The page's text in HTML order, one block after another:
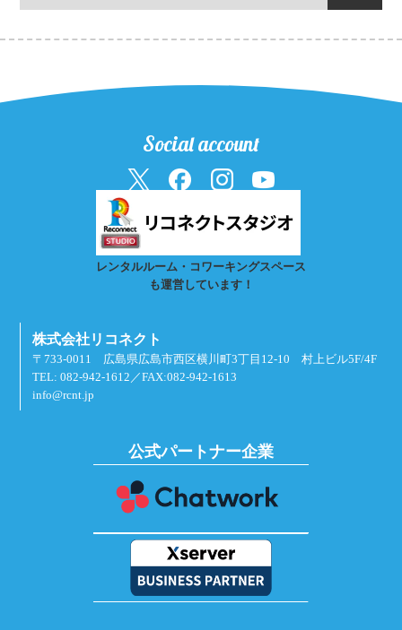
Social account
レンタルルーム・コワーキングスペース
も運営しています！
株式会社リコネクト
〒733-0011 広島県広島市西区横川町3丁目12-10 村上ビル5F/4F
TEL: 082-942-1612／FAX:082-942-1613
info@rcnt.jp
公式パートナー企業